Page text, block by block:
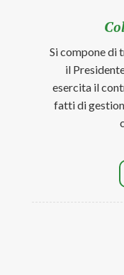
Si compone di
il
esercita il
fatti di